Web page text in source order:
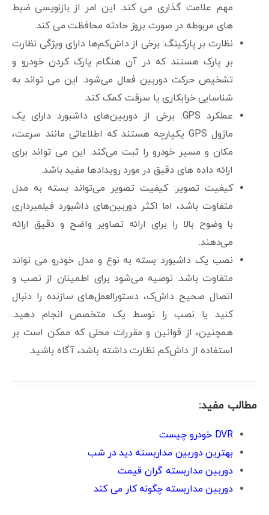
مهم علامت گذاری می کند. این امر از بازنویسی ضبط
های مربوطه در صورت بروز حادثه محافظت می کند.
نظارت بر پارکینگ: برخی از داش‌کم‌ها دارای ویژگی نظارت
بر پارک هستند که در آن هنگام پارک کردن خودرو و
تشخیص حرکت دوربین فعال می‌شود. این می تواند به
شناسایی خرابکاری یا سرقت کمک کند.
عملکرد GPS: برخی از دوربین‌های داشبورد دارای یک
ماژول GPS یکپارچه هستند که اطلاعاتی مانند سرعت،
مکان و مسیر خودرو را ثبت می‌کند. این می تواند برای
ارائه داده های دقیق در مورد رویدادها مفید باشد.
کیفیت تصویر: کیفیت تصویر می‌تواند بسته به مدل
متفاوت باشد، اما اکثر دوربین‌های داشبورد فیلمبرداری
با وضوح بالا را برای ارائه تصاویر واضح و دقیق ارائه
می‌دهند.
نصب یک داشبورد بسته به نوع و مدل خودرو می تواند
متفاوت باشد. توصیه می‌شود برای اطمینان از نصب و
اتصال صحیح داش‌ک، دستورالعمل‌های سازنده را دنبال
کنید یا نصب را توسط یک متخصص انجام دهید.
همچنین، از قوانین و مقررات محلی که ممکن است بر
استفاده از داش‌کم نظارت داشته باشد، آگاه باشید.
مطالب مفید:
DVR خودرو چیست
بهترین دوربین مداربسته دید در شب
دوربین مداربسته گران قیمت
دوربین مداربسته چگونه کار می کند